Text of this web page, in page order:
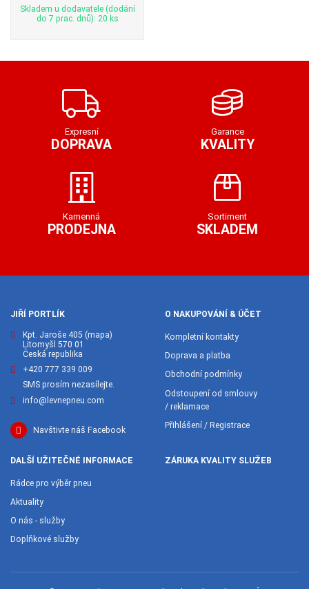
Skladem u dodavatele (dodání
do 7 prac. dnů): 20 ks
Expresní
DOPRAVA
Garance
KVALITY
Kamenná
PRODEJNA
Sortiment
SKLADEM
JIŘÍ PORTLÍK
Kpt. Jaroše 405 (mapa)
Litomyšl 570 01
Česká republika
+420 777 339 009
SMS prosím nezasílejte.
info@levnepneu.com
Navštivte náš Facebook
O NAKUPOVÁNÍ & ÚČET
Kompletní kontakty
Doprava a platba
Obchodní podmínky
Odstoupení od smlouvy
/ reklamace
Přihlášení / Registrace
DALŠÍ UŽITEČNÉ INFORMACE
Rádce pro výběr pneu
Aktuality
O nás - služby
Doplňkové služby
ZÁRUKA KVALITY SLUŽEB